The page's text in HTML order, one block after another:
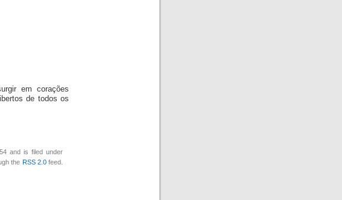
em corações
de todos os
and is filed under
the RSS 2.0feed.